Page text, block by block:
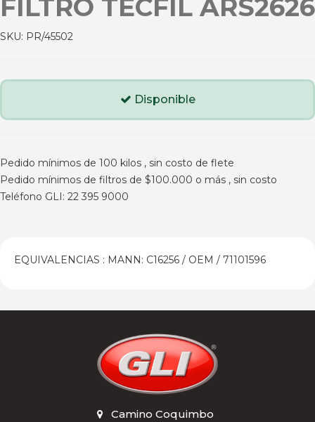
FILTRO TECFIL ARS2626
SKU: PR/45502
Disponible
Pedido mínimos de 100 kilos , sin costo de flete
Pedido mínimos de filtros de $100.000 o más , sin costo
Teléfono GLI: 22 395 9000
EQUIVALENCIAS : MANN: C16256 / OEM / 71101596
Camino Coquimbo